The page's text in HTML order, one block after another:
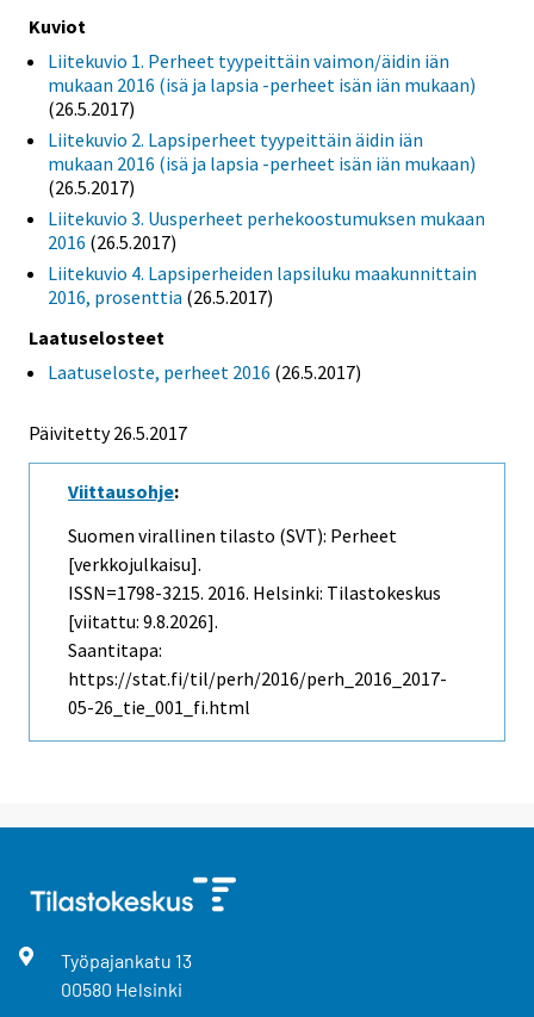
Kuviot
Liitekuvio 1. Perheet tyypeittäin vaimon/äidin iän
mukaan 2016 (isä ja lapsia -perheet isän iän mukaan)
(26.5.2017)
Liitekuvio 2. Lapsiperheet tyypeittäin äidin iän
mukaan 2016 (isä ja lapsia -perheet isän iän mukaan)
(26.5.2017)
Liitekuvio 3. Uusperheet perhekoostumuksen mukaan
2016 (26.5.2017)
Liitekuvio 4. Lapsiperheiden lapsiluku maakunnittain
2016, prosenttia (26.5.2017)
Laatuselosteet
Laatuseloste, perheet 2016 (26.5.2017)
Päivitetty 26.5.2017
Viittausohje:
Suomen virallinen tilasto (SVT): Perheet
[verkkojulkaisu].
ISSN=1798-3215. 2016. Helsinki: Tilastokeskus
[viitattu: 9.8.2026].
Saantitapa:
https://stat.fi/til/perh/2016/perh_2016_2017-
05-26_tie_001_fi.html
Työpajankatu 13
00580 Helsinki